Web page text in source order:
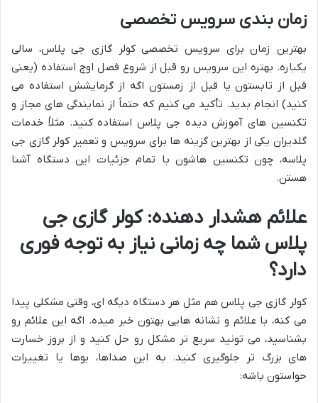
زمان بندی سرویس تخصصی
بهترین زمان برای سرویس تخصصی کولر گازی جی پلاس، سالی
یکباره. بهتره این سرویس رو قبل از شروع فصل اوج استفاده (یعنی
قبل از تابستون یا قبل از زمستون اگه از گرمایشش استفاده می
کنید) انجام بدید. تأکید می کنیم که حتماً از نمایندگی های مجاز و
تکنسین های آموزش دیده جی پلاس استفاده کنید. مثلاً خدمات
گلدیران یکی از بهترین گزینه ها برای سرویس و تعمیر کولر گازی جی
پلاسه، چون تکنسین هاشون با تمام جزئیات این دستگاه آشنا
هستن.
علائم هشدار دهنده: کولر گازی جی
پلاس شما چه زمانی نیاز به توجه فوری
دارد؟
کولر گازی جی پلاس هم مثل هر دستگاه دیگه ای، وقتی مشکلی پیدا
می کنه، با علائم و نشانه هایی بهتون خبر میده. اگه این علائم رو
بشناسید، می تونید سریع تر مشکل رو حل کنید و از بروز خسارت
های بزرگ تر جلوگیری کنید. به این صداها، بوها یا تغییرات
حواستون باشه: